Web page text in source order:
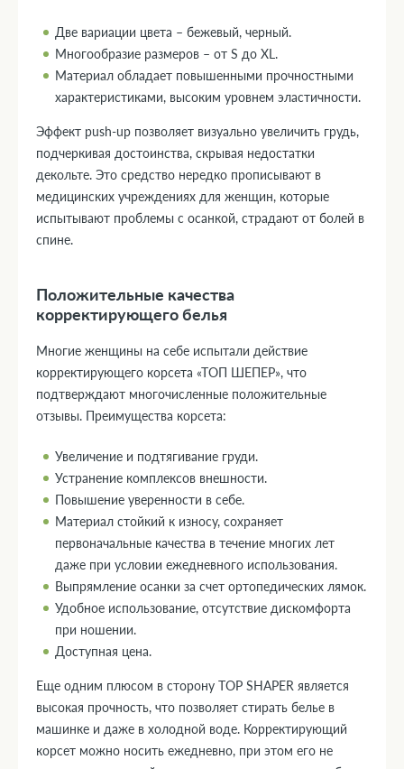
Две вариации цвета – бежевый, черный.
Многообразие размеров – от S до XL.
Материал обладает повышенными прочностными
характеристиками, высоким уровнем эластичности.
Эффект push-up позволяет визуально увеличить грудь,
подчеркивая достоинства, скрывая недостатки
декольте. Это средство нередко прописывают в
медицинских учреждениях для женщин, которые
испытывают проблемы с осанкой, страдают от болей в
спине.
Положительные качества
корректирующего белья
Многие женщины на себе испытали действие
корректирующего корсета «ТОП ШЕПЕР», что
подтверждают многочисленные положительные
отзывы. Преимущества корсета:
Увеличение и подтягивание груди.
Устранение комплексов внешности.
Повышение уверенности в себе.
Материал стойкий к износу, сохраняет
первоначальные качества в течение многих лет
даже при условии ежедневного использования.
Выпрямление осанки за счет ортопедических лямок.
Удобное использование, отсутствие дискомфорта
при ношении.
Доступная цена.
Еще одним плюсом в сторону TOP SHAPER является
высокая прочность, что позволяет стирать белье в
машинке и даже в холодной воде. Корректирующий
корсет можно носить ежедневно, при этом его не